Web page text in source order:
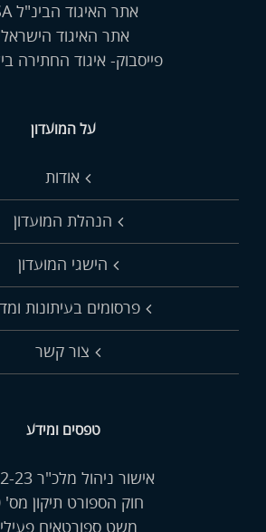
אתר האיגוד הבינ"ל FISA
אתר האיגוד
פייסבוק- איגוד החתירה
על המועדון
אודות
הנהלת המועדון
הישגי המועדון
פרסומים בעיתונות
צור קשר
טפסים ומידע
אישור ניהול מלכ"ר 2022-23
חוק הספורט תיקון מס' 10
משט ספורטאים